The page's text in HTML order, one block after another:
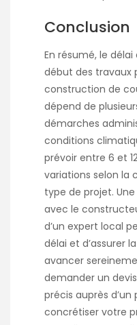
Conclusion
En résumé, le
début des travaux
construction de
dépend de
démarches
conditions
prévoir entre 6 et
variations selon la
type de projet.
avec le
d’un expert local
délai et d’assurer
avancer
demander un
précis auprès d’un
concrétiser votre